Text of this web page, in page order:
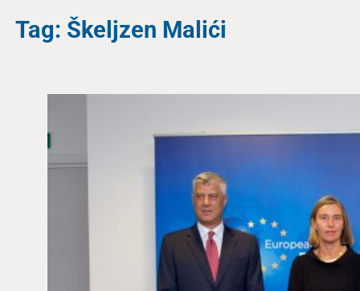
Tag: Škeljzen Malići